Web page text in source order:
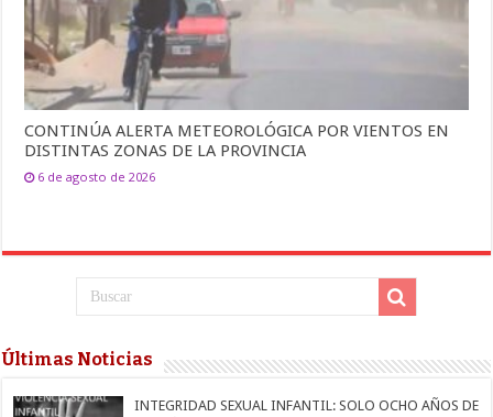
CONTINÚA ALERTA METEOROLÓGICA POR VIENTOS EN
DISTINTAS ZONAS DE LA PROVINCIA
6 de agosto de 2026
Últimas Noticias
INTEGRIDAD SEXUAL INFANTIL: SOLO OCHO AÑOS DE